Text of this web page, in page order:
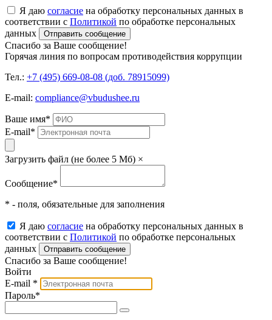
Я даю согласие на обработку персональных данных в
соответствии с Политикой по обработке персональных
данных
Отправить сообщение
Спасибо за Ваше сообщение!
Горячая линия по вопросам противодействия коррупции
Тел.: +7 (495) 669-08-08 (доб. 78915099)
E-mail: compliance@vbudushee.ru
Ваше имя*
E-mail*
Загрузить файл (не более 5 Мб) ×
Сообщение*
* - поля, обязательные для заполнения
Я даю согласие на обработку персональных данных в
соответствии с Политикой по обработке персональных
данных
Отправить сообщение
Спасибо за Ваше сообщение!
Войти
E-mail *
Пароль*